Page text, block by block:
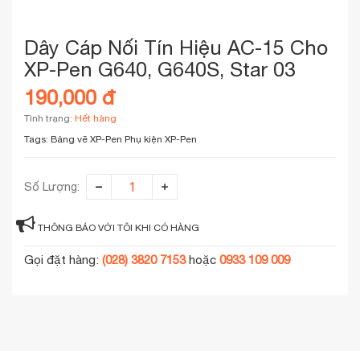
Dây Cáp Nối Tín Hiệu AC-15 Cho
XP-Pen G640, G640S, Star 03
190,000 đ
Tình trạng: Hết hàng
Tags: Bảng vẽ XP-Pen Phụ kiện XP-Pen
Số Lượng:
THÔNG BÁO VỚI TÔI KHI CÓ HÀNG
Gọi đặt hàng: (028) 3820 7153hoặc 0933 109 009